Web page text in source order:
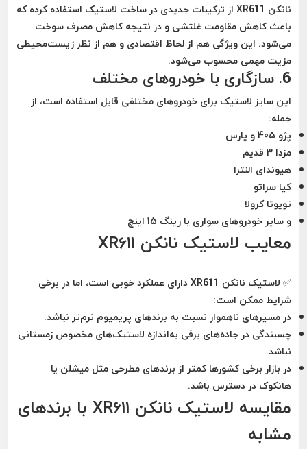
نانکن XR611 از ترکیبات جدیدی در ساخت لاستیک استفاده کرده که
باعث کاهشمقاومت غلتشی و در نتیجهکاهش مصرف سوخت
می‌شود. این ویژگی هم از لحاظ اقتصادی و هم از نظر زیست‌محیطی
مزیت مهمی محسوب می‌شود.
6. سازگاری با خودروهای مختلف
این سایز لاستیک برای خودروهای مختلفی قابل استفاده است، از
جمله:
پژو 405 و پارس
مزدا 3 قدیم
هیوندای النترا
کیا سراتو
تویوتا کرولا
و سایر خودروهای سواری با رینگ 15 اینچ
معایب لاستیک نانکن XR611
✅ لاستیک نانکن XR611 دارای عملکرد خوبی است، اما در برخی
شرایط ممکن است:
در مسیرهای ناهموار نسبت به برندهای پریمیوم نرم‌تر نباشد.
چسبندگی در جاده‌های برفی به‌اندازه لاستیک‌های مخصوص زمستانی
نباشد.
در بازار برخی کشورها کمتر از برندهای مطرحی مثل میشلن یا
هانکوک در دسترس باشد.
مقایسه لاستیک نانکن XR611 با برندهای
مشابه